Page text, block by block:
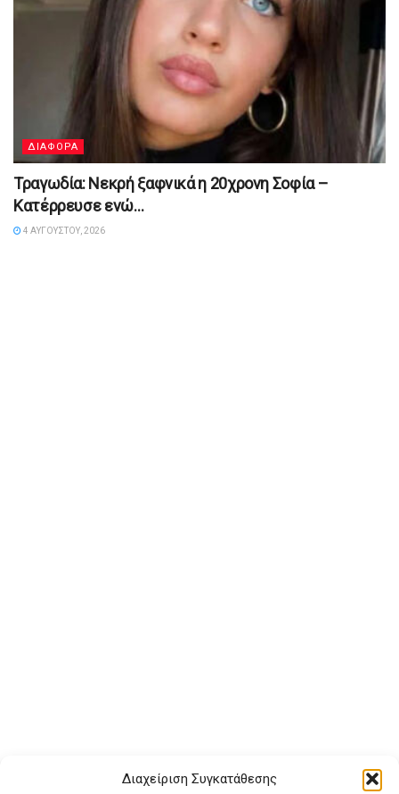
Διαχείριση Συγκατάθεσης
ΔΙΑΦΟΡΑ
Τραγωδία: Νεκρή ξαφνικά η 20χρονη Σοφία –
Κατέρρευσε ενώ…
4 ΑΥΓΟΎΣΤΟΥ, 2026